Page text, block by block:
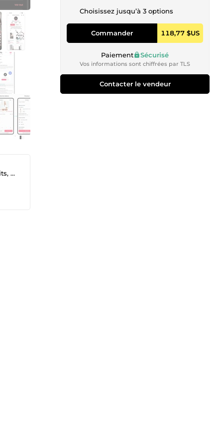
Choisissez jusqu’à 3 options
Commander 118,77 $US
Paiement Sécurisé
Vos informations sont chiffrées par TLS
Contacter le vendeur